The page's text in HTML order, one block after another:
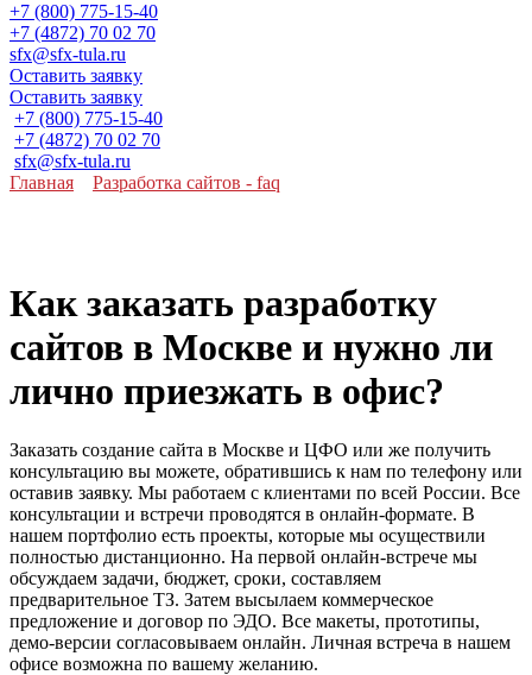
+7 (800) 775-15-40
+7 (4872) 70 02 70
sfx@sfx-tula.ru
Оставить заявку
Оставить заявку
+7 (800) 775-15-40
+7 (4872) 70 02 70
sfx@sfx-tula.ru
Главная
Разработка сайтов - faq
Как заказать разработку
сайтов в Москве и нужно ли
лично приезжать в офис?
Заказать создание сайта в Москве и ЦФО или же получить
консультацию вы можете, обратившись к нам по телефону или
оставив заявку. Мы работаем с клиентами по всей России. Все
консультации и встречи проводятся в онлайн-формате. В
нашем портфолио есть проекты, которые мы осуществили
полностью дистанционно. На первой онлайн-встрече мы
обсуждаем задачи, бюджет, сроки, составляем
предварительное ТЗ. Затем высылаем коммерческое
предложение и договор по ЭДО. Все макеты, прототипы,
демо-версии согласовываем онлайн. Личная встреча в нашем
офисе возможна по вашему желанию.